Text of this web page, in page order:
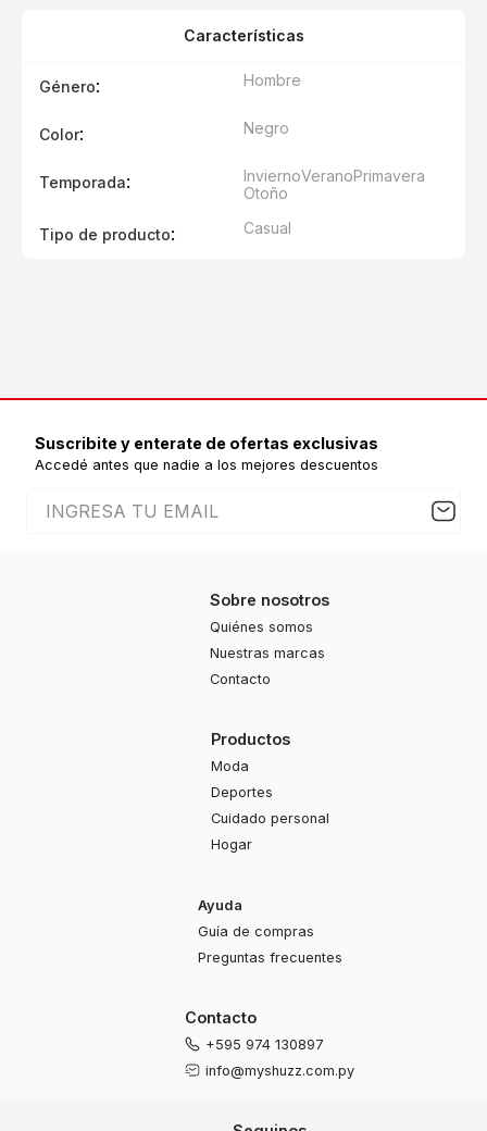
Características
Género: Hombre
Color: Negro
Temporada: InviernoVeranoPrimavera
Otoño
Tipo de producto: Casual
Suscribite y enterate de ofertas exclusivas
Accedé antes que nadie a los mejores descuentos
Sobre nosotros
Quiénes somos
Nuestras marcas
Contacto
Productos
Moda
Deportes
Cuidado personal
Hogar
Ayuda
Guía de compras
Preguntas frecuentes
Contacto
+595 974 130897
info@myshuzz.com.py